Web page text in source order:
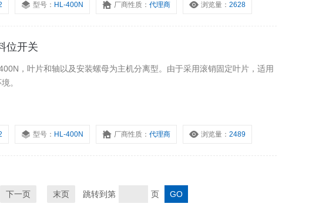
型号： HL-400N 厂商性质：代理商 浏览量：2628
位开关
，叶片和轴以及安装螺母为主机分离型。由于采用滚销固定叶片，适用
。
型号： HL-400N 厂商性质：代理商 浏览量：2489
下一页 末页 跳转到第 页